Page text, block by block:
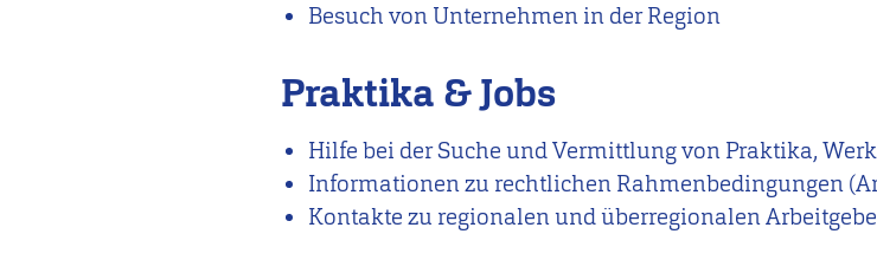
Besuch von Unternehmen in der Region
Praktika & Jobs
Hilfe bei der Suche und Vermittlung von Praktika,
Informationen zu rechtlichen Rahmenbedingungen
Kontakte zu regionalen und überregionalen